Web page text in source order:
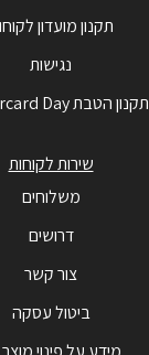
תקנון מועדון
נגישות
תקנון הטבת Mastercard Day
שירות לקוחות
משלוחים
דרושים
צור קשר
ביטול עסקה